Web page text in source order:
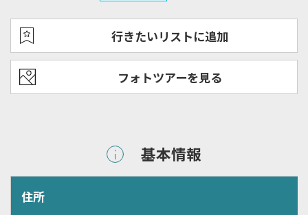
行きたいリストに追加
フォトツアーを見る
基本情報
住所